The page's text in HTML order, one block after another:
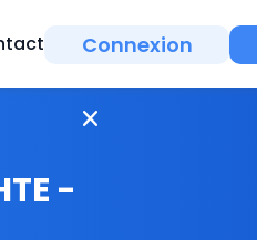
Connexion
-